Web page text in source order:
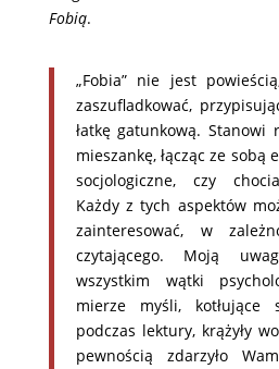
Fobią.
„Fobia” nie jest
zaszufladkować,
łatkę gatunkową.
mieszankę, łącząc ze sobą
socjologiczne, czy
Każdy z tych aspektów
zainteresować, w
czytającego. Moją
wszystkim wątki
mierze myśli,
podczas lektury, krążyły
pewnością zdarzyło